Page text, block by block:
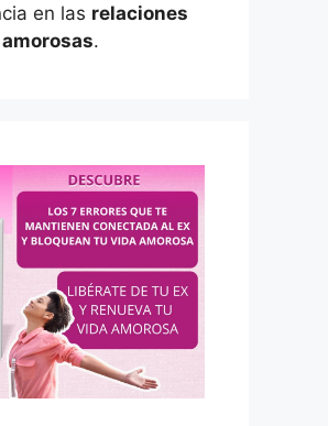
en las relaciones
amorosas.